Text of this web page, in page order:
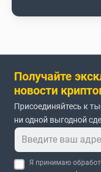
Получайте
новости
Присоединяйтесь к
ни одной выгодной
Я принимаю